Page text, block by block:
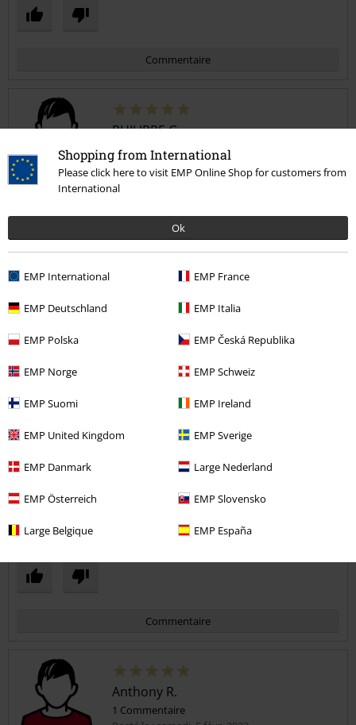
Shopping from International
Please click here to visit EMP Online Shop for customers from
International
Ok
EMP International EMP France
EMP Deutschland EMP Italia
EMP Polska EMP Česká Republika
EMP Norge EMP Schweiz
EMP Suomi EMP Ireland
EMP United Kingdom EMP Sverige
EMP Danmark Large Nederland
EMP Österreich EMP Slovensko
Large Belgique EMP España
Commentaire
PHILIPPE G.
2 Commentaires
Posté le : vendredi, 18 mars 2022
Hauteur en mètres: 1,73
Très satisfait de cette commande. Blouson reçu rapidement et taille
Qualité
Design
Coupe
Largeur
Longueur
Trop court
Parfait
Commentaire
Anthony R.
1 Commentaire